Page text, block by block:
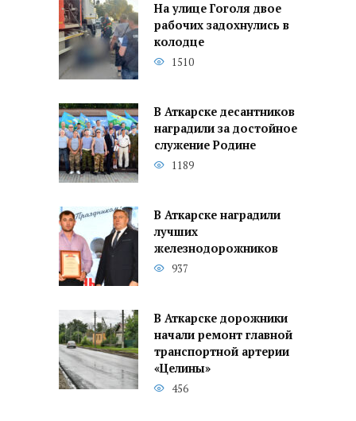
На улице Гоголя двое
рабочих задохнулись в
колодце
1510
В Аткарске десантников
наградили за достойное
служение Родине
1189
В Аткарске наградили
лучших
железнодорожников
937
В Аткарске дорожники
начали ремонт главной
транспортной артерии
«Целины»
456